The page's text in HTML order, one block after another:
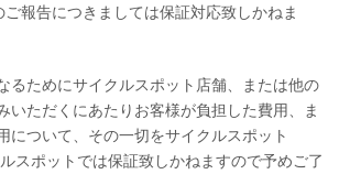
報告につきましては保証対応致しかねま
るためにサイクルスポット店舗、または他の
いただくにあたりお客様が負担した費用、ま
について、その一切をサイクルスポット
スポットでは保証致しかねますので予めご了